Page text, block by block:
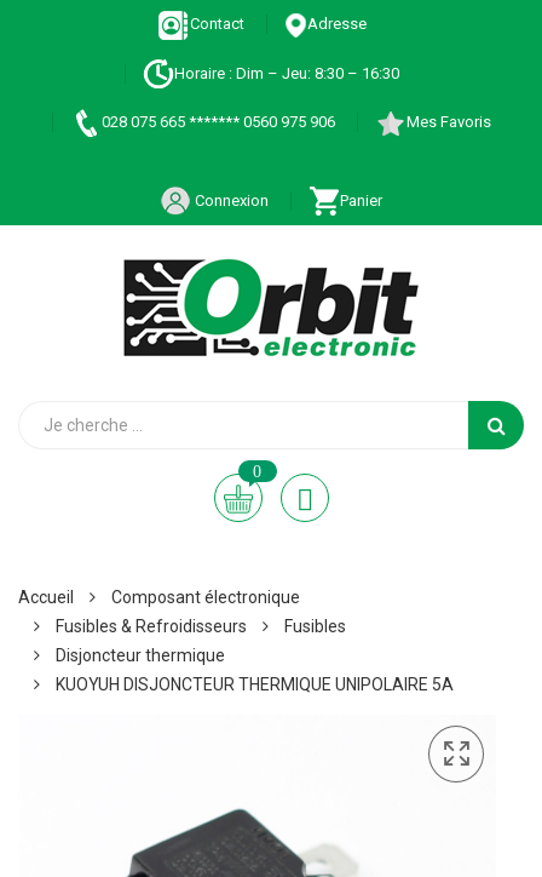
Contact Adresse
Horaire : Dim – Jeu: 8:30 – 16:30
028 075 665 ******* 0560 975 906 Mes Favoris
Connexion Panier
0
Accueil
Composant électronique
Fusibles & Refroidisseurs
Fusibles
Disjoncteur thermique
KUOYUH DISJONCTEUR THERMIQUE UNIPOLAIRE 5A